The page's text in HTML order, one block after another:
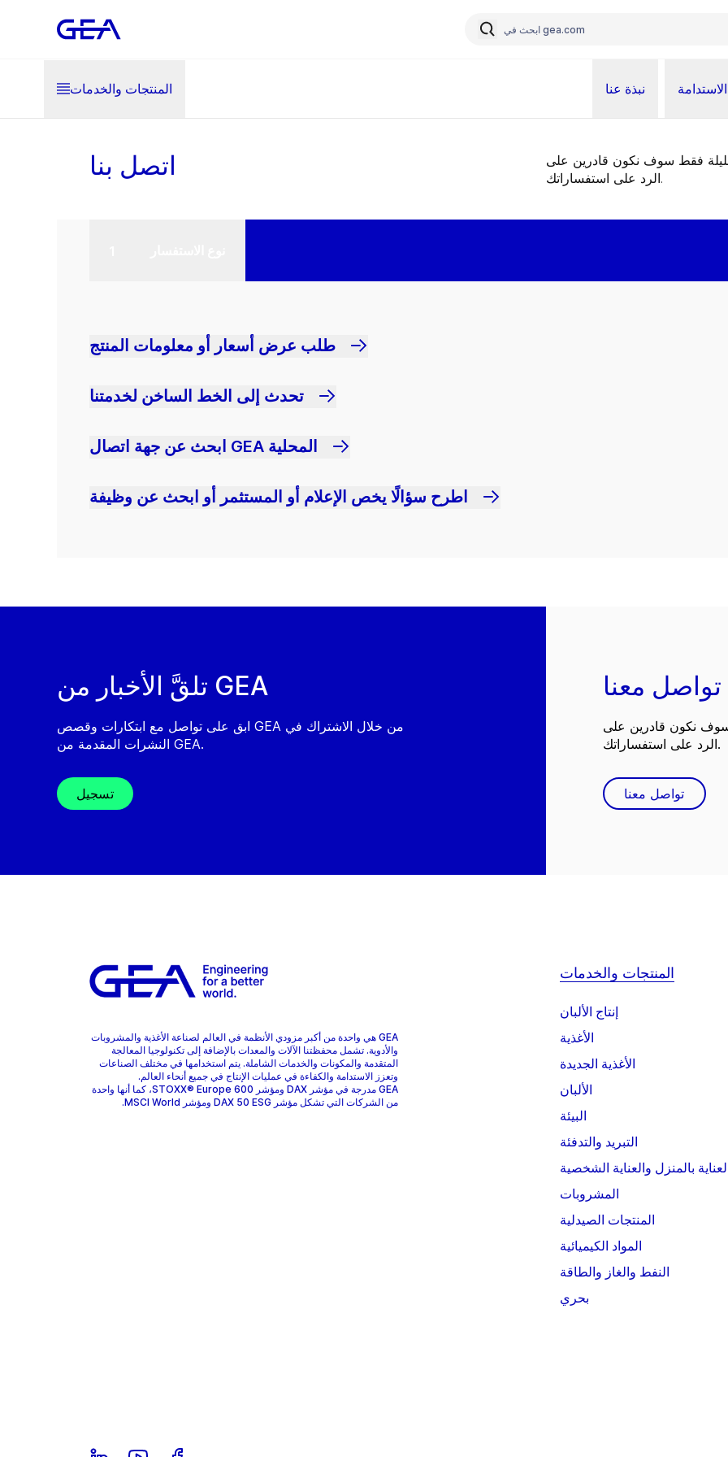
المنتجات والخدمات نبذة عنا الاستدامة
اتصل بنا
فقط سوف نكون قادرين على
الرد على استفساراتك.
طلب عرض أسعار أو معلومات المنتج
تحدث إلى الخط الساخن لخدمتنا
ابحث عن جهة اتصال GEA المحلية
اطرح سؤالًا يخص الإعلام أو المستثمر أو ابحث عن وظيفة
تلقَّ الأخبار من GEA
ابق على تواصل مع ابتكارات وقصص GEA من خلال الاشتراك في
النشرات المقدمة من GEA.
تسجيل
تواصل معنا
نكون قادرين على
الرد على استفساراتك.
تواصل معنا
GEA هي واحدة من أكبر مزودي الأنظمة في العالم لصناعة الأغذية والمشروبات
والأدوية. تشمل محفظتنا الآلات والمعدات بالإضافة إلى تكنولوجيا المعالجة
المتقدمة والمكونات والخدمات الشاملة. يتم استخدامها في مختلف الصناعات
وتعزز الاستدامة والكفاءة في عمليات الإنتاج في جميع أنحاء العالم.
GEA مدرجة في مؤشر DAX ومؤشر STOXX® Europe 600، كما أنها واحدة
من الشركات التي تشكل مؤشر DAX 50 ESG ومؤشر MSCI World.
المنتجات والخدمات
إنتاج الألبان
الأغذية
الأغذية الجديدة
الألبان
البيئة
التبريد والتدفئة
بالمنزل والعناية الشخصية
المشروبات
المنتجات الصيدلية
المواد الكيميائية
النفط والغاز والطاقة
بحري